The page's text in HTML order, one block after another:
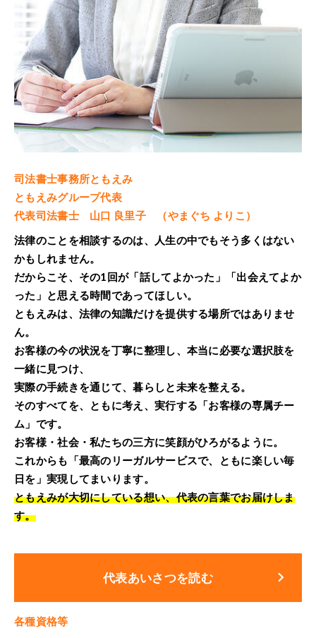
司法書士事務所ともえみ
ともえみグループ代表
代表司法書士 山口 良里子 （やまぐち よりこ）
法律のことを相談するのは、人生の中でもそう多くはない
かもしれません。
だからこそ、その1回が「話してよかった」「出会えてよか
った」と思える時間であってほしい。
ともえみは、法律の知識だけを提供する場所ではありませ
ん。
お客様の今の状況を丁寧に整理し、本当に必要な選択肢を
一緒に見つけ、
実際の手続きを通じて、暮らしと未来を整える。
そのすべてを、ともに考え、実行する「お客様の専属チー
ム」です。
お客様・社会・私たちの三方に笑顔がひろがるように。
これからも「最高のリーガルサービスで、ともに楽しい毎
日を」実現してまいります。
ともえみが大切にしている想い、代表の言葉でお届けしま
す。
代表あいさつを読む keyboard_arrow_right
各種資格等